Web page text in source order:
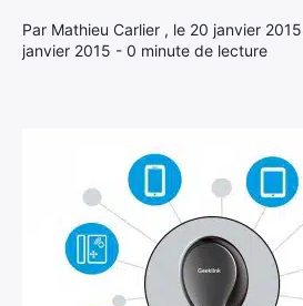
Par Mathieu Carlier , le 20 janvier
janvier 2015 - 0 minute de lecture
CONTACT